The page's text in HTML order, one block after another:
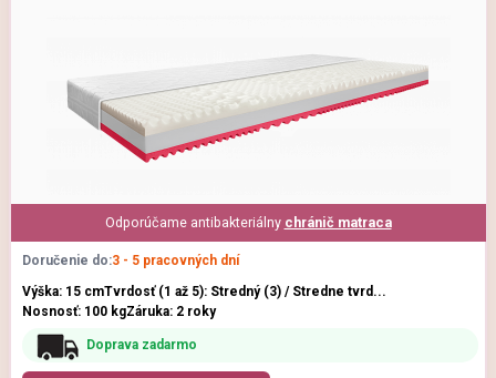
Odporúčame antibakteriálny chránič matraca
Doručenie do:3 - 5 pracovných dní
Výška: 15 cmTvrdosť (1 až 5): Stredný (3) / Stredne tvrd...
Nosnosť: 100 kgZáruka: 2 roky
Doprava zadarmo